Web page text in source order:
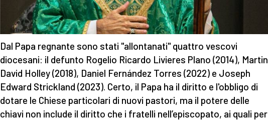
Dal Papa regnante sono stati "allontanati" quattro vescovi
diocesani: il defunto Rogelio Ricardo Livieres Plano (2014), Martin
David Holley (2018), Daniel Fernández Torres (2022) e Joseph
Edward Strickland (2023). Certo, il Papa ha il diritto e l'obbligo di
dotare le Chiese particolari di nuovi pastori, ma il potere delle
chiavi non include il diritto che i fratelli nell’episcopato, ai quali per